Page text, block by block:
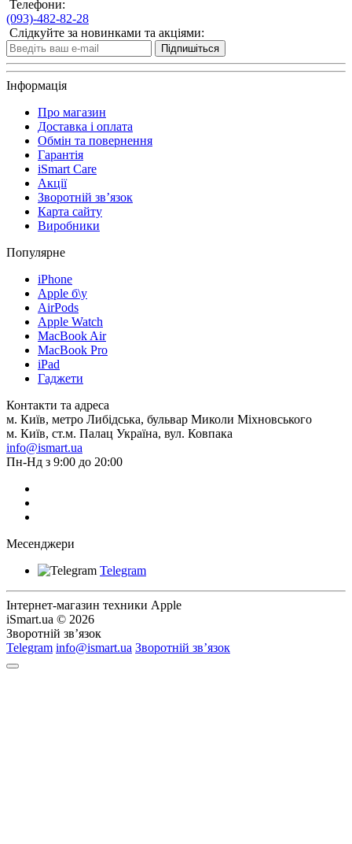
Телефони:
(093)-482-82-28
Слідкуйте за новинками та акціями:
Підпишіться
Інформація
Про магазин
Доставка і оплата
Обмін та повернення
Гарантія
iSmart Care
Акції
Зворотній зв’язок
Карта сайту
Виробники
Популярне
iPhone
Apple б\у
AirPods
Apple Watch
MacBook Air
MacBook Pro
iPad
Гаджети
Контакти та адреса
м. Київ, метро Либідська, бульвар Миколи Міхновського
м. Київ, ст.м. Палац Україна, вул. Ковпака
info@ismart.ua
Пн-Нд з 9:00 до 20:00
Месенджери
Telegram
Інтернет-магазин техники Apple
iSmart.ua © 2026
Зворотній зв’язок
Telegram info@ismart.ua Зворотній зв’язок